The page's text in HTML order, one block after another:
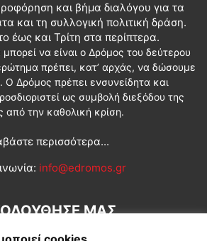
και βήμα διαλόγου για τα
και τη συλλογική πολιτική δράση.
έως και Τρίτη στα περίπτερα.
μπορεί να είναι ο Δρόμος του δεύτερου
πρέπει, κατ’ αρχάς, να δώσουμε
Ο Δρόμος πρέπει ενσυνείδητα και
ως συμβολή διεξόδου της
από την καθολική κρίση.
περισσότερα...
info@edromos.gr
ΜΑΣ